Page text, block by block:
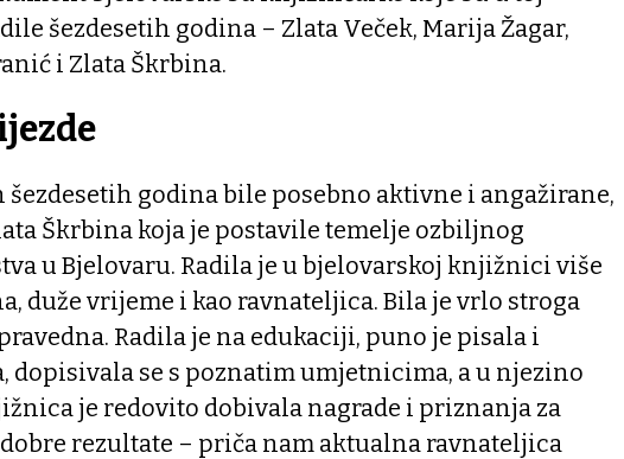
šezdesetih godina – Zlata Veček, Marija Žagar,
i Zlata Škrbina.
šezdesetih godina bile posebno aktivne i angažirane,
Škrbina koja je postavile temelje ozbiljnog
u Bjelovaru. Radila je u bjelovarskoj knjižnici više
duže vrijeme i kao ravnateljica. Bila je vrlo stroga
Radila je na edukaciji, puno je pisala i
dopisivala se s poznatim umjetnicima, a u njezino
je redovito dobivala nagrade i priznanja za
rezultate – priča nam aktualna ravnateljica